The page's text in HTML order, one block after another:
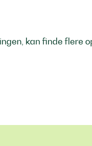
kan finde flere